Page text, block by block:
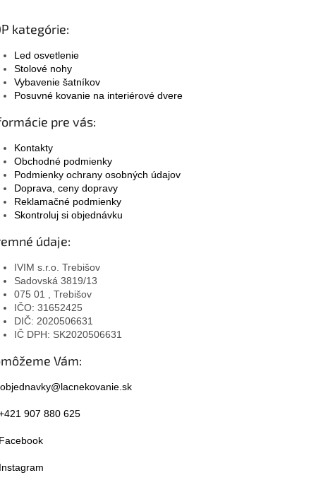
kategórie:
Led osvetlenie
Stolové nohy
Vybavenie šatníkov
Posuvné kovanie na interiérové dvere
pre vás:
Kontakty
Obchodné podmienky
Podmienky ochrany osobných údajov
Doprava, ceny dopravy
Reklamačné podmienky
Skontroluj si objednávku
údaje:
IVIM s.r.o. Trebišov
Sadovská 3819/13
075 01 , Trebišov
IČO: 31652425
DIČ: 2020506631
IČ DPH: SK2020506631
Vám:
objednavky@lacnekovanie.sk
907 880 625